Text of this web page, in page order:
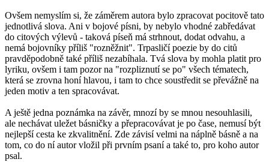
Ovšem nemyslím si, že záměrem autora bylo zpracovat pocitově tato
jednotlivá slova. Ani v bojové písni, by nebylo vhodné zabředávat
do citových výlevů - taková píseň má strhnout, dodat odvahu, a
nemá bojovníky příliš "rozněžnit". Trpasličí poezie by do citů
pravděpodobně také příliš nezabíhala. Tvá slova by mohla platit pro
lyriku, ovšem i tam pozor na "rozpliznutí se po" všech tématech,
která se zrovna honí hlavou, i tam to chce soustředit se převážně na
jeden motiv a ten spracovávat.
A ještě jedna poznámka na závěr, mnozí by se mnou nesouhlasili,
ale nechávat uležet básničky a přepracovávat je po čase, nemusí být
nejlepší cesta ke zkvalitnění. Zde závisí velmi na náplně básně a na
tom, co do ní autor vložil při prvním psaní a také to, pro koho autor
psal.